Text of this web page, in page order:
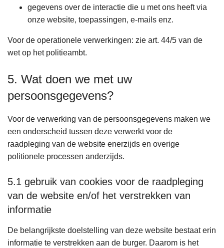
gegevens over de interactie die u met ons heeft via
onze website, toepassingen, e-mails enz.
Voor de operationele verwerkingen: zie art. 44/5 van de
wet op het politieambt.
5. Wat doen we met uw
persoonsgegevens?
Voor de verwerking van de persoonsgegevens maken we
een onderscheid tussen deze verwerkt voor de
raadpleging van de website enerzijds en overige
politionele processen anderzijds.
5.1 gebruik van cookies voor de raadpleging
van de website en/of het verstrekken van
informatie
De belangrijkste doelstelling van deze website bestaat erin
informatie te verstrekken aan de burger. Daarom is het